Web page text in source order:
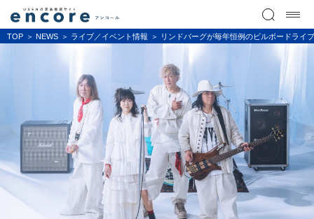
TOP NEWS ライブ／イベント情報 リンドバーグが毎年恒例のビルボードライ